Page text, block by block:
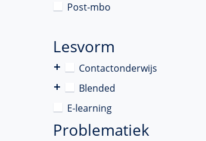
Post-mbo
Lesvorm
Contactonderwijs
Blended
E-learning
Problematiek